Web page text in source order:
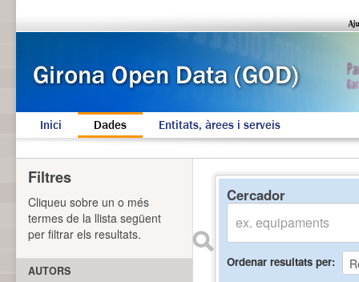
Inici Dades Entitats, àrees i serveis
Cercador
Ordenar resultats per
Filtres
Cliqueu sobre un o més
termes de la llista següent
per filtrar els resultats.
AUTORS